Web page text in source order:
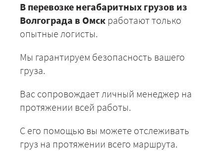
В перевозке негабаритных грузов из
Волгограда в Омск работают только
опытные логисты.
Мы гарантируем безопасность вашего
груза.
Вас сопровождает личный менеджер на
протяжении всей работы.
С его помощью вы можете отслеживать
груз на протяжении всего маршрута.